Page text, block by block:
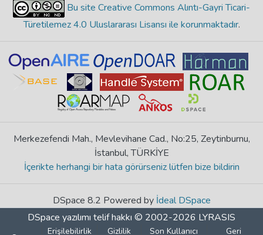
Bu site Creative Commons Alıntı-Gayri Ticari-
Türetilemez 4.0 Uluslararası Lisansı ile korunmaktadır.
Merkezefendi Mah., Mevlevihane Cad., No:25, Zeytinburnu,
İstanbul, TÜRKİYE
İçerikte herhangi bir hata görürseniz lütfen bize bildirin
DSpace 8.2 Powered by İdeal DSpace
DSpace yazılımı telif hakkı © 2002-2026 LYRASIS
Erişilebilirlik Gizlilik Son Kullanıcı Geri